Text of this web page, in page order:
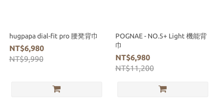
hugpapa dial-fit pro 腰凳背巾
NT$6,980
NT$9,990
POGNAE - NO.5+ Light 機能背
巾
NT$6,980
NT$11,200